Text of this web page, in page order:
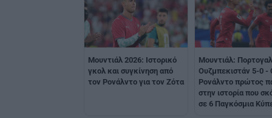
Μουντιάλ 2026: Ιστορικό
γκολ και συγκίνηση από
τον Ρονάλντο για τον Ζότα
Μουντιάλ:
Ουζμπεκιστάν 5-0 -
Ρονάλντο πρώτος
στην ιστορία που
σε 6 Παγκόσμια